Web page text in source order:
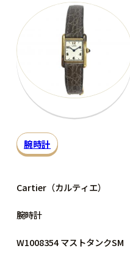
腕時計
Cartier（カルティエ）
腕時計
W1008354 マストタンクSM